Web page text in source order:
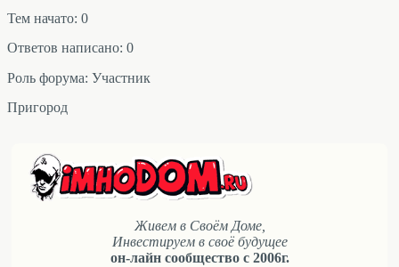
Тем начато: 0
Ответов написано: 0
Роль форума: Участник
Пригород
Живем в Своём Доме,
Инвестируем в своё будущее
он-лайн сообщество с 2006г.